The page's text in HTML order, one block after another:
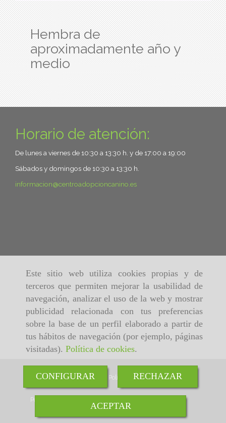
Este sitio web utiliza cookies propias y de
terceros que permiten mejorar la usabilidad de
navegación, analizar el uso de la web y mostrar
publicidad relacionada con tus preferencias
sobre la base de un perfil elaborado a partir de
tus hábitos de navegación (por ejemplo, páginas
visitadas). Política de cookies.
CONFIGURAR RECHAZAR
ACEPTAR
Hembra de
aproximadamente año y
medio
Horario de atención:
De lunes a viernes de 10:30 a 13:30 h. y de 17:00 a 19:00
Sábados y domingos de 10:30 a 13:30 h.
informacion
centroadopcioncanino.es
Inicio Aviso Legal Política de cookies
Política de Privacidad